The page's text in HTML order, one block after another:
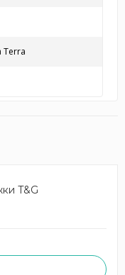
Terra
T&G